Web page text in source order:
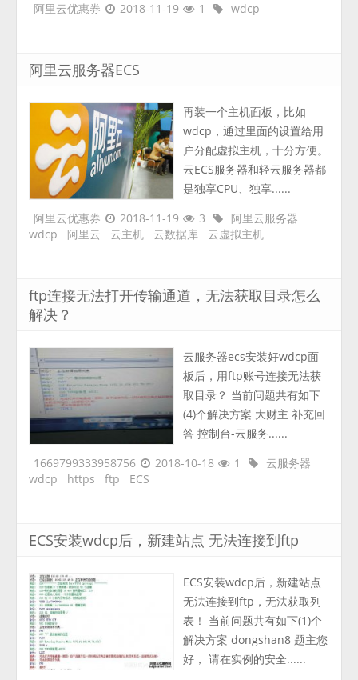
阿里云优惠券 2018-11-19 1 wdcp
阿里云服务器ECS
再装一个主机面板，比如
wdcp，通过里面的设置给用
户分配虚拟主机，十分方便。
云ECS服务器和轻云服务器都
是独享CPU、独享......
阿里云优惠券
2018-11-19 3
阿里云服务器
wdcp
阿里云 云主机 云数据库 云虚拟主机
ftp连接无法打开传输通道，无法获取目录怎么
解决？
云服务器ecs安装好wdcp面
板后，用ftp账号连接无法获
取目录？ 当前问题共有如下
(4)个解决方案 大财主 补充回
答 控制台-云服务......
1669799333958756
2018-10-18 1
云服务器
wdcp
https ftp ECS
ECS安装wdcp后，新建站点 无法连接到ftp
ECS安装wdcp后，新建站点
无法连接到ftp，无法获取列
表！ 当前问题共有如下(1)个
解决方案 dongshan8 题主您
好， 请在实例的安全......